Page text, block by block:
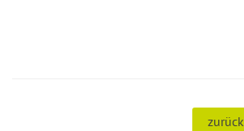
zurück